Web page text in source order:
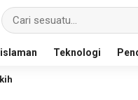
Teknologi